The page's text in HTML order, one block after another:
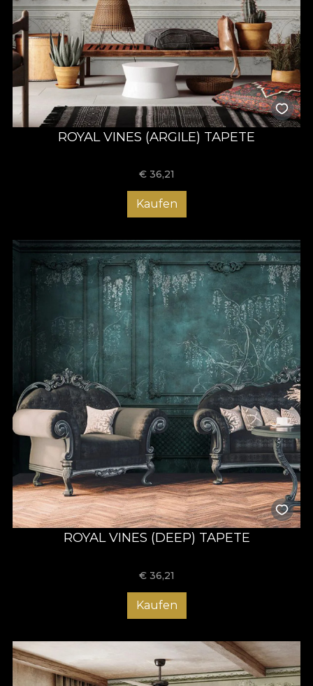
ROYAL VINES (ARGILE) TAPETE
€ 36,21
Kaufen
ROYAL VINES (DEEP) TAPETE
€ 36,21
Kaufen